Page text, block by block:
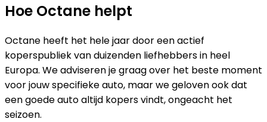
Hoe Octane helpt
Octane heeft het hele jaar door een actief
koperspubliek van duizenden liefhebbers in heel
Europa. We adviseren je graag over het beste moment
voor jouw specifieke auto, maar we geloven ook dat
een goede auto altijd kopers vindt, ongeacht het
seizoen.